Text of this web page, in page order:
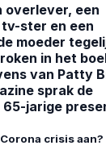
overlever, een
ster en een
moeder
in het
van Patty
sprak de
65-jarige
crisis aan?